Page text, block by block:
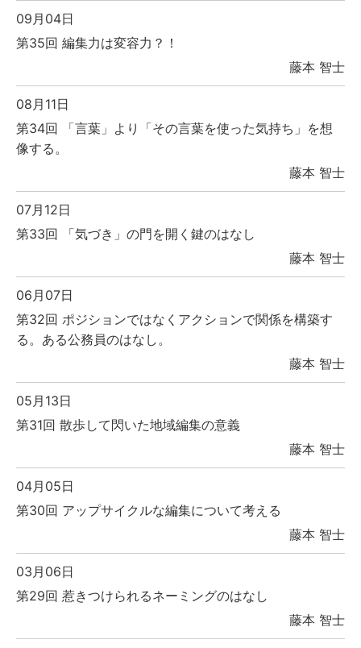
09月04日
第35回 編集力は変容力？！
藤本 智士
08月11日
第34回 「言葉」より「その言葉を使った気持ち」を想
像する。
藤本 智士
07月12日
第33回 「気づき」の門を開く鍵のはなし
藤本 智士
06月07日
第32回 ポジションではなくアクションで関係を構築す
る。ある公務員のはなし。
藤本 智士
05月13日
第31回 散歩して閃いた地域編集の意義
藤本 智士
04月05日
第30回 アップサイクルな編集について考える
藤本 智士
03月06日
第29回 惹きつけられるネーミングのはなし
藤本 智士